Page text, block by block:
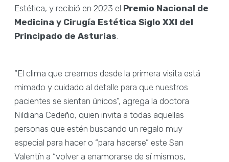
Estética, y recibió en 2023 el Premio Nacional de
Medicina y Cirugía Estética Siglo XXI del
Principado de Asturias.
“El clima que creamos desde la primera visita está
mimado y cuidado al detalle para que nuestros
pacientes se sientan únicos”, agrega la doctora
Nildiana Cedeño, quien invita a todas aquellas
personas que estén buscando un regalo muy
especial para hacer o “para hacerse” este San
Valentín a “volver a enamorarse de sí mismos,